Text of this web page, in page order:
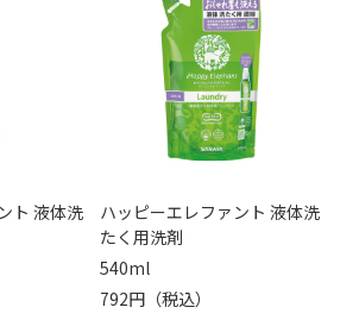
ト 液体洗
ハッピーエレファント 液体洗
たく用洗剤
540ml
792円（税込）